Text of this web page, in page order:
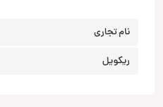
نام تجاری
ریکویل